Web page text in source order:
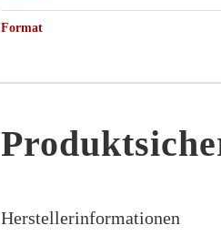
Format
Herstellerinformationen